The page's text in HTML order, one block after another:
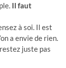
Il faut
à soi. Il est
a envie de rien.
juste pas